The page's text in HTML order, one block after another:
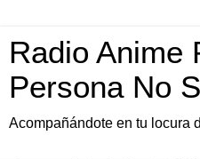
Radio Anime
Persona No
Acompañándote en tu locura